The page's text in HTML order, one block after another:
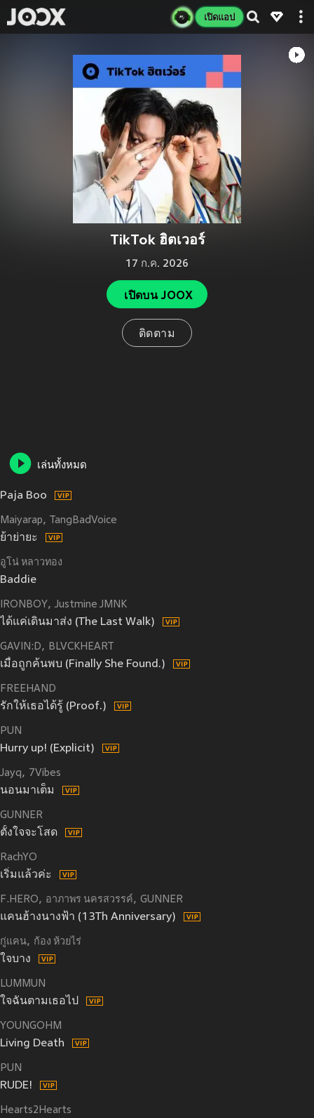
เปิดแอป
TikTok ฮิตเวอร์
17 ก.ค. 2026
เปิดบน JOOX
ติดตาม
เล่นทั้งหมด
Paja Boo
Maiyarap TangBadVoice
ย้าย่ายะ
อูโน่ หลาวทอง
Baddie
IRONBOY Justmine JMNK
ได้แค่เดินมาส่ง (The Last Walk)
GAVIN:D BLVCKHEART
เมื่อถูกค้นพบ (Finally She Found.)
FREEHAND
รักให้เธอได้รู้ (Proof.)
PUN
Hurry up! (Explicit)
Jayq 7Vibes
นอนมาเต็ม
GUNNER
ตั้งใจจะโสด
RachYO
เริ่มแล้วค่ะ
F.HERO อาภาพร นครสวรรค์ GUNNER
แคนฮ้างนางฟ้า (13Th Anniversary)
กู่แคน ก้อง ห้วยไร่
ใจบาง
LUMMUN
ใจฉันตามเธอไป
YOUNGOHM
Living Death
PUN
RUDE!
Hearts2Hearts